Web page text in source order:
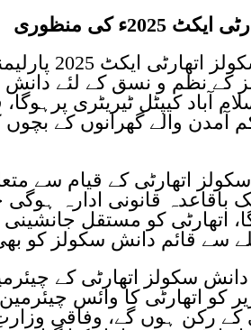
کی منظوری
بعد ازاں
کے نظم و نسق کے لئے دانش
آباد کیپٹل ٹیریٹری
آمدن والے گھرانوں کے
اتھارٹی کے قیام سے
باقاعدہ قانونی ادارہ
اتھارٹی کو مستقل
سے قائم دانش سکولز کو
سکولز اتھارٹی کے
کو اتھارٹی کا وائس
کے رکن ہوں گے، وفاقی